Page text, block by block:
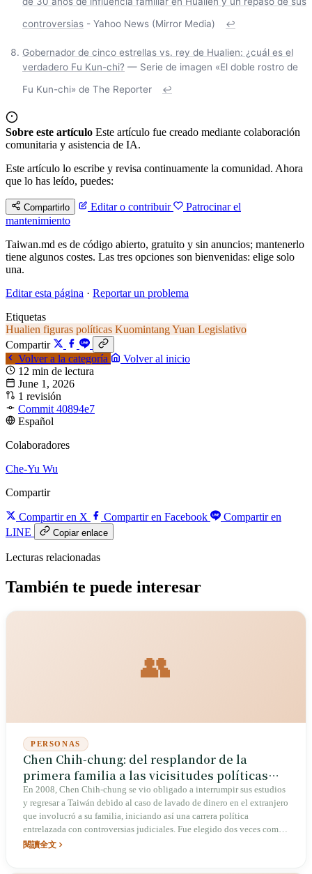
controversias - Yahoo News (Mirror Media) ↩
Gobernador de cinco estrellas vs. rey de Hualien: ¿cuál es el
verdadero Fu Kun-chi? — Serie de imagen «El doble rostro de
Fu Kun-chi» de The Reporter
↩
Sobre este artículo Este artículo fue creado mediante colaboración
comunitaria y asistencia de IA.
Este artículo lo escribe y revisa continuamente la comunidad. Ahora
que lo has leído, puedes:
Compartirlo Editar o contribuir
Patrocinar el
mantenimiento
Taiwan.md es de código abierto, gratuito y sin anuncios; mantenerlo
tiene algunos costes. Las tres opciones son bienvenidas: elige solo
una.
Editar esta página · Reportar un problema
Etiquetas
Hualien figuras políticas KuomintangYuan Legislativo
Compartir
Volver a la categoría
Volver al inicio
12 min de lectura
June 1, 2026
1 revisión
Commit 40894e7
Español
Colaboradores
Che-Yu Wu
Compartir
Compartir en X Compartir en Facebook
Compartir en
LINE
Copiar enlace
Lecturas relacionadas
También te puede interesar
👥
PERSONAS
Chen Chih-chung: del resplandor de la
primera familia a las vicisitudes políticas
bajo la "cláusula de exclusión de
antecedentes penales"
En 2008, Chen Chih-chung se vio obligado a interrumpir sus estudios
y regresar a Taiwán debido al caso de lavado de dinero en el extranjero
que involucró a su familia, iniciando así una carrera política
entrelazada con controversias judiciales. Fue elegido dos veces como
concejal de Kaohsiung con la mayor votación de su distrito, pero
閱讀全文